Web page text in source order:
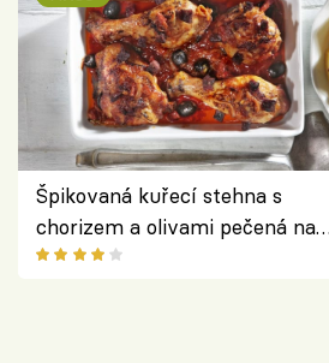
Špikovaná kuřecí stehna s
chorizem a olivami pečená na
letní zelenině – šťavnaté maso s